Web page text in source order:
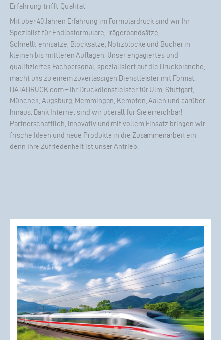
Erfahrung trifft Qualität
Mit über 40 Jahren Erfahrung im Formulardruck sind wir Ihr
Spezialist für Endlosformulare, Trägerbandsätze,
Schnelltrennsätze, Blocksätze, Notizblöcke und Bücher in
kleinen bis mittleren Auflagen. Unser engagiertes und
qualifiziertes Fachpersonal, spezialisiert auf die Druckbranche,
macht uns zu einem zuverlässigen Dienstleister mit Format.
DATADRUCK.com – Ihr Druckdienstleister für Ulm, Stuttgart,
München, Augsburg, Memmingen, Kempten, Aalen und darüber
hinaus. Dank Internet sind wir überall für Sie erreichbar!
Partnerschaftlich, innovativ und mit vollem Einsatz bringen wir
frische Ideen und neue Produkte in die Zusammenarbeit ein –
denn Ihre Zufriedenheit ist unser Antrieb.